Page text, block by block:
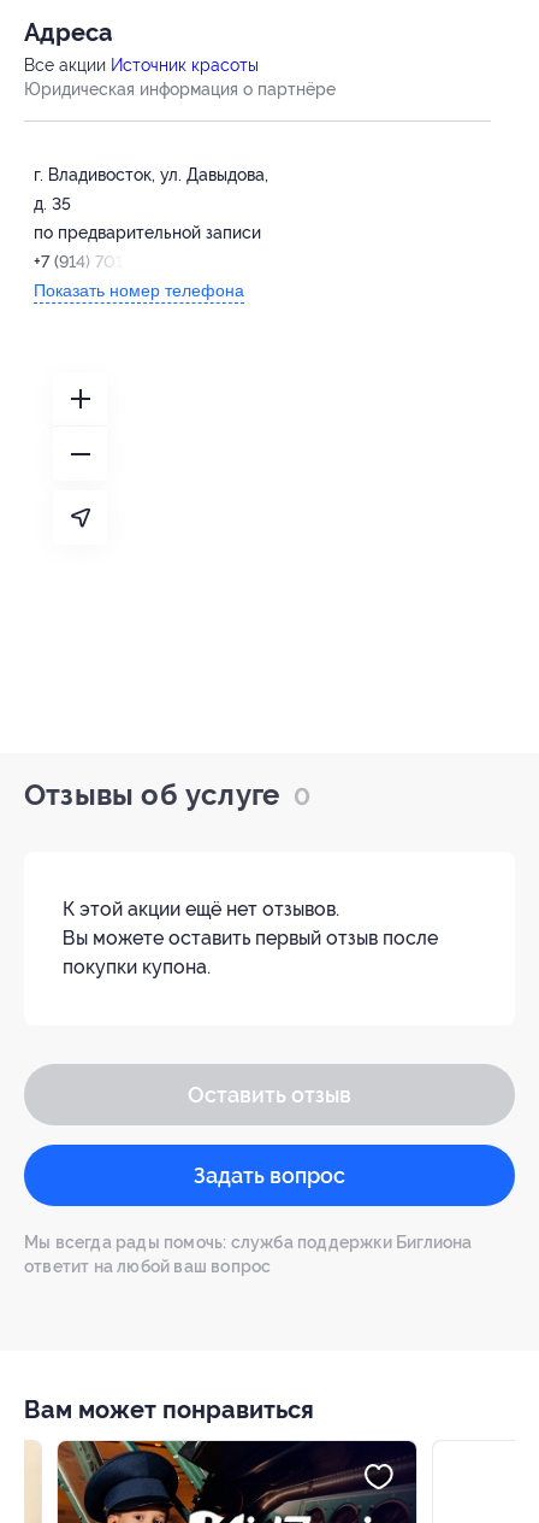
Адресa
Все акции Источник красоты
Юридическая информация о партнёре
г. Владивосток, ул. Давыдова,
д. 35
по предварительной записи
+7 (914) 701-12-52
Показать номер телефона
Отзывы об услуге 0
К этой акции ещё нет отзывов.
Вы можете оставить первый отзыв после
покупки купона.
Оставить отзыв
Задать вопрос
Мы всегда рады помочь: служба поддержки Биглиона
ответит на любой ваш вопрос
Вам может понравиться